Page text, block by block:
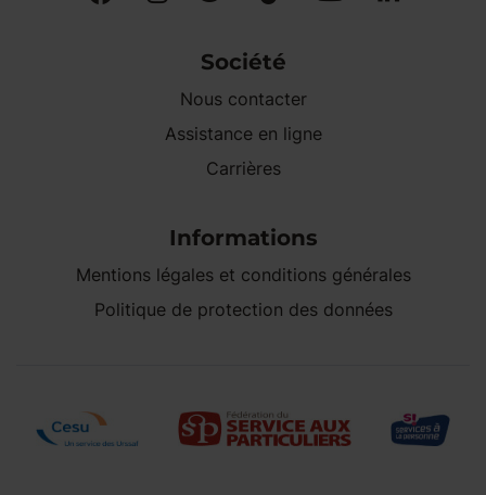
Société
Nous contacter
Assistance en ligne
Carrières
Informations
Mentions légales et conditions générales
Politique de protection des données